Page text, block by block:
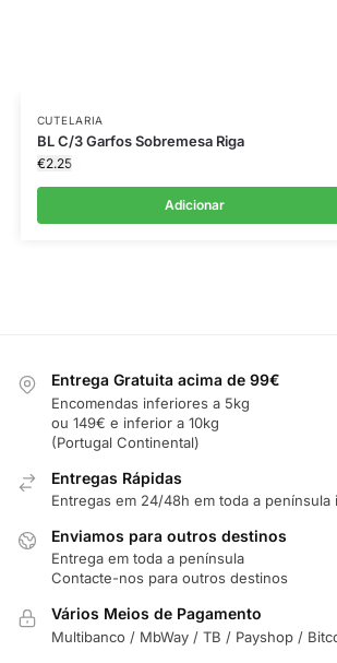
CUTELARIA
BL C/3 Garfos Sobremesa Riga
€2.25
Adicionar
Entrega Gratuita acima de 99€
Encomendas inferiores a 5kg
ou 149€ e inferior a 10kg
(Portugal Continental)
Entregas Rápidas
Entregas em 24/48h em toda a península
Enviamos para outros destinos
Entrega em toda a península
Contacte-nos para outros destinos
Vários Meios de Pagamento
Multibanco / MbWay / TB / Payshop /